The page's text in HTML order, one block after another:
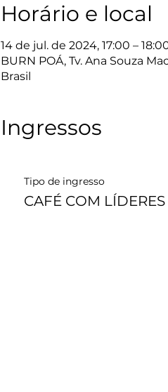
Horário e local
14 de jul. de 2024, 17:00 –
BURN POÁ, Tv. Ana Souza
Brasil
Ingressos
Tipo de ingresso
CAFÉ COM LÍDERES